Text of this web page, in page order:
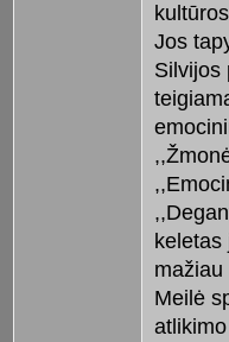
Jos
Silvijos
keletas
Meilė